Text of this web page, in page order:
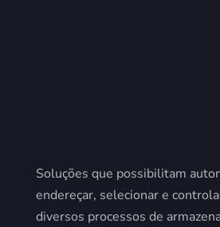
Soluções que possibilitam
endereçar, selecionar e
diversos processos de